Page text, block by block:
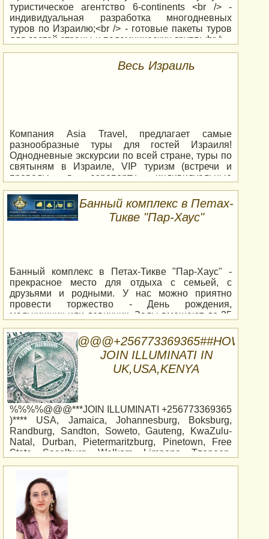
туристическое агентство 6-continents <br /> -
индивидуальная разработка многодневных
туров по Израилю;<br /> - готовые пакеты туров
для гостей страны и паломнических групп;<br /> -
отдых в лучших гостиницах Мертвого моря и
Эйлата;<br /> - экскурсии для небольших групп,
семейных пар и одиночных туристов;<br /> -
Весь Израиль
Компания Asia Travel, предлагает самые
разнообразные туры для гостей Израиля!
Однодневные экскурсии по всей стране, туры по
святыням в Израиле, VIP туризм (встречи и
проводы в аэропорту, индивидуальные
экскурсии, морские прогулки, туры по стране на
вертолетах), диагностику и лечение в лучших
медицинских клиниках,многодневный отдых в
отелях Эйлата,Мертвого Моря и Тверии.
Банный комплекс в Петах-
Тикве "Пар-Хаус"
Банный комплекс в Петах-Тикве "Пар-Хаус" -
прекрасное место для отдыха с семьей, с
друзьями и родными. У нас можно приятно
провести торжество - День рождения,
мальчишник или девичник. Залы вмещают до 35
гостей, есть финская сауна, турецкий хамам,
бочка с ледяной водой, бильярд, караоке,
аэрохоккей и ресторанное меню.
@@@+256773369365##HOWTO
JOIN ILLUMINATI IN
UK,USA,KENYA
%%%%@@@***JOIN ILLUMINATI +256773369365 )**** USA, Jamaica, Johannesburg, Boksburg, Randburg, Sandton, Soweto, Gauteng, KwaZulu-Natal, Durban, Pietermaritzburg, Pinetown, Free State, Sasolburg, Welkom, Limpopo, Tzaneen, Polokwane, North West, Klerksdorp, Carletonville, +256773369365 Cape Town, Heidelberg, Vanderbijlpark, Vereeniging, Benoni, Kempton Park, Protea Glen, Swaziland, Zimbabwe, Mozambique, Usa, UK, London, Florida, Namibia, Uganda +256773369365 , Zambia, UAE, France, Kenya, Tanzania, Malawi, Uganda , Kampala, Entebbe, Mukono, Armenia, Belgium, Botswana, Zambia, Mauritius, Mauritania, Bahamas, Malta, Netherlands, Nepal, New Zealand, Reunion Island, Croatia, +256773369365 Cyprus, Finland, Fiji, Greenland, Georgia, Guam, Guyana, Hungary , Iceland, Ireland, Italy, Luxembourg, Lithuania, Tuvalu, Uganda,s +256773369365 Virgin Islands +256773369365 (US), Virgin Islands (British), Vanuatu, Zimbabwe, Birmingham,Bristol, Manchester, Cardiff, Edinburgh, Glasgow, York, Belfast, Sheffield, City of London, Cambridge, Nottingham, Oxford, Newcastle, Leeds, +256773369365 Bath,+256773369365 Coventry, Portsmouth, Aberdeen +256773369365 , Leicester, Brighton, Plymouth, Southampton, Swansea, Plymouth, Kingston upon Hull, Wolverhampton, Derby, Stock City, Exeter, Norwich, Nottingham, Nottinghamshire, Westminster, Winchester, Worcester, Worcestershire, +256773369365 Inverness, Durham, Dundee, City of Westminster, Reading, Salisbury,+256773369365 Bradford, Newport, Brighton and Hove, Lincoln , Perth, Londonderry, Chichester, Chester, +256773369365 Greater Manchester, St Albans, Peterborough, Lisburn, Gloucester, Bristol, French Guiana, Suriname, Honduras, Andorra, Paraguay, Bahamas, Trinidad and Tobago, Caribbean Netherlands, Dutch, Kenya, Swaziland, JamaicaCambridge, Nottingham,+256773369365 Oxford, Newcastle, Leeds, Bath, Coventry, Portsmouth, Aberdeen, Leicester, Brighton, Plymouth, Southampton, Swansea, Plymouth, Kingston upon Hull, Wolverhampton, Derby, Stock City, Exeter, Norwich, Nottingham, Nottinghamshire, Westminster , Winchester, Worcester, Worcestershire, Inverness, Durham, Dundee, City of Westminster, Reading, Salisbury, Bradford, Newport, Brighton and Hove, Lincoln, Perth, Londonderry, Chichester, Chester, Greater Manchester, St Albans, Peterborough, Lisburn, Gloucester , Bristol, French Guiana, Suriname, Honduras, Andorra, Paraguay, Bahamas, Trinidad and Tobago, Caribbean Netherlands, Dutch, Kenya, Swaziland, JamaicaCambridge, Nottingham, Oxford, Newcastle, Leeds, Bath, Coventry, Portsmouth, Aberdeen, Leicester, Brighton, Plymouth, Southampton, Swansea, Plymouth, Kingston upon Hull, Wolverhampton, Derby, Stock City, Exeter, Norwich, Nottingham, Nottinghamshire, Westminster , Winchester, Worcester, Worcestershire, Inverness, Durham, Dundee, City of Westminster, Reading, Salisbury, Bradford, Newport, Brighton and Hove, Lincoln, Perth, Londonderry, Chichester, Chester, Greater Manchester, St Albans, Peterborough, Lisburn, Gloucester , Bristol, French Guiana, Suriname, Honduras, Andorra, Paraguay, Bahamas, Trinidad and Tobago, Caribbean Netherlands, Dutch, Kenya, Swaziland, JamaicaWolverhampton, Derby, Stock City, Exeter, Norwich, Nottingham, Nottinghamshire, Westminster, Winchester, Worcester, Worcestershire, Inverness, Durham, Dundee, City of Westminster, Reading, Salisbury, Bradford, Newport, Brighton and Hove, Lincoln, Perth, Londonderry , Chichester, Chester, Greater Manchester, St Albans, Peterborough, Lisburn, Gloucester, Bristol, French Guiana, Suriname, Honduras, Andorra, Paraguay, Bahamas, Trinidad and Tobago, Caribbean Netherlands, Dutch, Kenya, Swaziland, JamaicaWolverhampton, Derby, Stock City, Exeter, Norwich, Nottingham, Nottinghamshire, Westminster, Winchester, Worcester, Worcestershire, Inverness, Durham, Dundee, City of Westminster, Reading, Salisbury, Bradford, Newport, Brighton and Hove, Lincoln, Perth, Londonderry , Chichester, Chester, Greater Manchester, St Albans, Peterborough, Lisburn, Gloucester, Bristol, French Guiana, Suriname, Honduras, Andorra, Paraguay, Bahamas, Trinidad and Tobago, Caribbean Netherlands, Dutch, Kenya, Swaziland, JamaicaGloucester, Bristol, French Guiana, Suriname, Honduras, Andorra, Paraguay, Bahamas, Trinidad and Tobago, Caribbean Netherlands, Dutch, Kenya, Swaziland, JamaicaGloucester, Bristol, French Guiana, Suriname, Honduras, Andorra, Paraguay, Bahamas, Trinidad and Tobago, Caribbean Netherlands, Dutch, Kenya, Swaziland, Jamaica ITS 200 USD FOR THE INITIATION HOW TO JOIN ILLUMINATI WEALTH +256773369365 NEW WORLD ORDER FOR FAME,RICH AND POWER Al Ahmadi Namibia USA UK THOSE ARE THE RULES AND REGULATIONS OF HOW YOU CAN BE PART OF THE ORGANIZATION. IF YOU CAN STAND THEM, THEN YOU WILL BE CONSIDERED IN THE NEW SECRET WORLD AGE (ILLUMINATI) SO READ THEM CAREFUL AND GET BACK TO US. FOLLOW YOUR HEART BEFORE YOU DECIDE TO SIGN THE CONTRACT WITH THE SOCIETY. 1* you must be over the age of 18 to make your own decision. 2* you must be able to pay a fee of US $200 for file and reference number compilation. 3* you must have a strong belief of Success. 4* you must be able to keep secrets to yourself. 5* you must be able to wear a black shirt/vest/skirt/dress ETC not less than 3 times a week. 6* you must believe that money is power. 7* you must be aware that your name sounds in the list of celebrities and super-rich. 8* you must have goals and desires of your dreams in life. 9* you must be ready to visit the sea water at midnight once a year. 10*you must have a belief in the change/modern world of doing things. 11*you must be able to read/respect/understand the prayers of the Illuminati. 12*you have to be able to make a sacrifice. 13*you must have aim for joining the society. ALL MEN AND WOMEN ARE WELCOME TO JOIN THIS SOCIETY OF ONLY SUCCESS, RESPECT AND SUPER-RICH. NB: IF YOU ARE FINE WITH ALL THE CONDITIONS YOU HAVE READ; THEN LET US KNOW IN THAT WE CAN SEND YOU THE FORMS TO SIGN THE CONTRACT AND IN THAT MATTER, TO FORWARD YOU THE FORMS, WE HAVE TO FIRST CONFIRM YOUR REGISTRATION FEE OF THE AMOUNT MENTIONED ABOVE IN SECTION 2.2. +256773369365 Rules and Regulations as a full member. 1.2 Try and help people 1.3 Always report offenders 1.4 Do not swear or break any run escape rules 1.5 Always rejoin the clan chart as soon as you log on 1.7 Whenever there is a clan battle, always try to participate.we don't force any one to join as it's optional to join the most powerful secret society in the world Illuminati,decide your future.Become a member and be prosperous in all you do in life, Business, Academics, Sport, Music, Politics, ETC. Join the famous within south Africa and around the world. The Richest Politician +256773369365 , Businessmen and Women, Musicians, Celebrity and most successful companies in south Africa and around the world are all members.You will be guided through the whole process and be helped on how to join the occult. THE BENEFITS OF ILLUMINATI MEMBERSHIP+256773369365 With pleasure we present this Short Talk Bulletin prepared by the noted Illuminati scholar and author, Brother Alphonse Cerza. He brings into perspective a variety of the answers we can all use in answering the title question .ody you wish in this World once you greet them or wave them using the hand which has the Ring. contact Lord markenz Today for more information ILLUMINATI RECRUITMENT CENTER. CONTACT .EMAIL:profkiki1@gmail.com or CALL+256773369365 Businessmen and Women, Musicians, Celebrity and most successful companies in south Africa and around the world are all members.You will be guided through the whole process and helped be on how to join the occult. THE BENEFITS OF ILLUMINATI MEMBERSHIP +256773369365 With pleasure we present this Short Talk Bulletin prepared by the noted Illuminati scholar and author, Brother Alphonse Cerza. He brings into perspective a variety of the answers we can all use in answering the title question .ody you wish in this World once you greet them or wave them using the hand which has the Ring. contact Lord Shon Today for more information ILLUMINATI RECRUITMENT CENTER. CONTACT .EMAIL: profkiki1@gmail.com or CALL+256773369365 Businessmen and Women, Musicians, Celebrity and most successful companies in south Africa and around the world are all members.You will be guided through the whole process and helped be on how to join the occult. THE BENEFITS OF ILLUMINATI MEMBERSHIP +256773369365 With pleasure we present this Short Talk Bulletin prepared by the noted Illuminati scholar and author, Brother Alphonse Cerza. He brings into perspective a variety of the answers we can all use in answering the title question .ody you wish in that World once you greet them or wave them using the hand which has the Ring. contact Lord shon Today for more information ILLUMINATI RECRUITMENT CENTER. CONTACT .EMAIL:profkiki1@gmail.com or CALL+256773369365 You will be guided through the whole process and be helped on how to join the occult. THE BENEFITS OF ILLUMINATI MEMBERSHIP +256773369365 With pleasure we present this Short Talk Bulletin prepared by the noted Illuminati scholar and author, Brother Alphonse Cerza. He brings into perspective a variety of the answers we can all use in answering the title question .ody you wish in this World once you greet them or wave them using the hand which has the Ring. contact Lord Shon Today for more information ILLUMINATI RECRUITMENT CENTER. CONTACT .EMAIL profkiki1@gmail.com or CAL+256773369365 You will be guided through the whole process and be helped on how to join the occult. THE BENEFITS OF ILLUMINATI MEMBERSHIP +256773369365 With pleasure we present this Short Talk Bulletin prepared by the noted Illuminati scholar and author, Brother Alphonse Cerza. He brings into perspective a variety of the answers we can all use in answering the title question .ody you wish in this World once you greet them or wave them using the hand which has the Ring. contact Lord Shon Today for more information ILLUMINATI RECRUITMENT CENTER